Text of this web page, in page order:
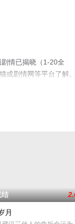
情已揭晓（1-20全
或剧情网等平台了解
月